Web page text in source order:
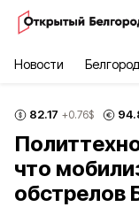
Новости Белгород
82.17 +0.76$
что
обстрелов